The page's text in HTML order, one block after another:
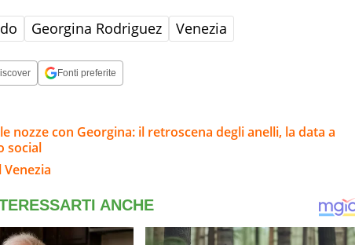
Georgina Rodriguez Venezia
Fonti preferite
nozze con Georgina: il retroscena degli anelli, la data a
social